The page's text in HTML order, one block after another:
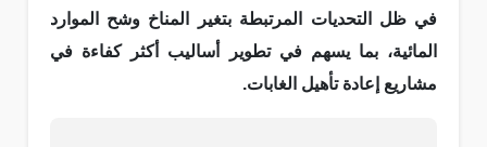
في ظل التحديات المرتبطة بتغير المناخ وشح الموارد
المائية، بما يسهم في تطوير أساليب أكثر كفاءة في
مشاريع إعادة تأهيل الغابات.